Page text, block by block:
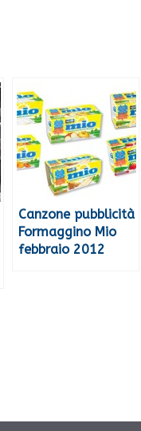
Canzone pubblicità
Formaggino Mio
febbraio 2012